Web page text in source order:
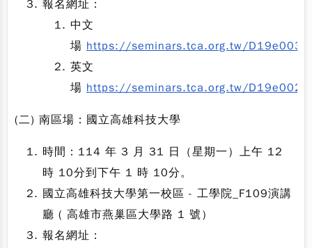
報名網址：
中文
場 https://seminars.tca.org.tw/
英文
場 https://seminars.tca.org.tw/
(二) 南區場：國立高雄科技大學
時間：114 年 3 月 31 日（星期一）上午 12
時 10分到下午 1 時 10分。
國立高雄科技大學第一校區 - 工學院_F109演講
廳 ( 高雄市燕巢區大學路 1 號）
報名網址：